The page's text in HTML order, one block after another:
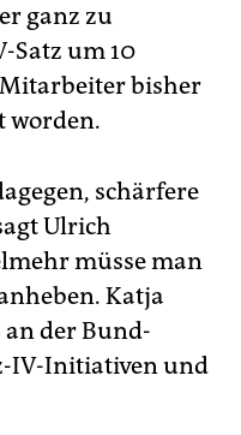
ganz zu
Satz um 10
bisher
worden.
schärfere
Ulrich
müsse man
Katja
der Bund-
IV-Initiativen und